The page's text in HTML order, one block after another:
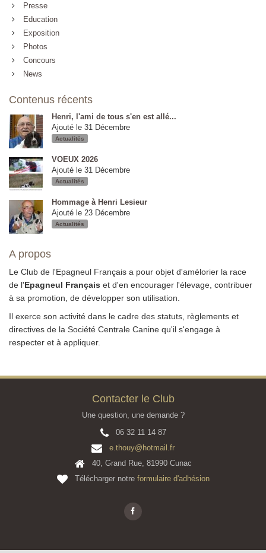
Presse
Education
Exposition
Photos
Concours
News
Contenus récents
Henri, l'ami de tous s'en est allé...
Ajouté le 31 Décembre
Actualités
VOEUX 2026
Ajouté le 31 Décembre
Actualités
Hommage à Henri Lesieur
Ajouté le 23 Décembre
Actualités
A propos
Le Club de l'Epagneul Français a pour objet d'amélorier la race
de l'Epagneul Français et d'en encourager l'élevage, contribuer
à sa promotion, de développer son utilisation.
Il exerce son activité dans le cadre des statuts, règlements et
directives de la Société Centrale Canine qu'il s'engage à
respecter et à appliquer.
Contacter le Club
Une question, une demande ?
06 32 11 14 87
e.thouy@hotmail.fr
40, Grand Rue, 81990 Cunac
Télécharger notre formulaire d'adhésion